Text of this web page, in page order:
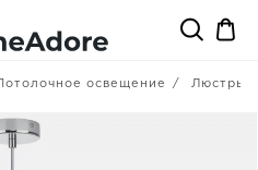
Потолочное освещение Люстры